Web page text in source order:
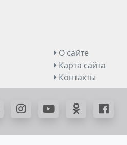
О сайте
Карта сайта
Контакты